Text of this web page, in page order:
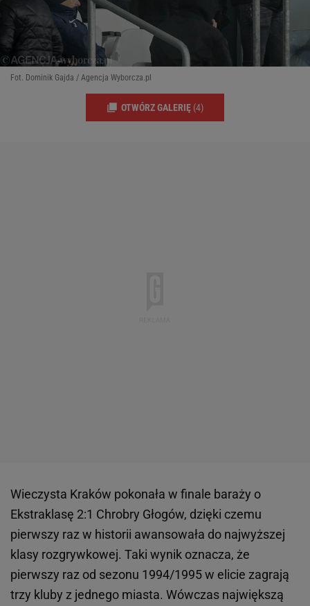
Fot. Dominik Gajda / Agencja Wyborcza.pl
OTWÓRZ GALERIĘ (4)
Wieczysta Kraków pokonała w finale baraży o
Ekstraklasę 2:1 Chrobry Głogów, dzięki czemu
pierwszy raz w historii awansowała do najwyższej
klasy rozgrywkowej. Taki wynik oznacza, że
pierwszy raz od sezonu 1994/1995 w elicie zagrają
trzy kluby z jednego miasta. Wówczas największą